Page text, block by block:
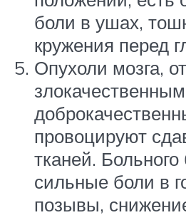
боли в ушах,
кружения перед
Опухоли мозга,
провоцируют
тканей. Больного
сильные боли в
позывы,